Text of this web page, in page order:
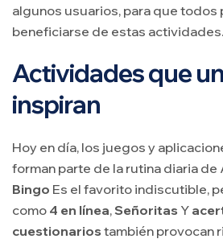
algunos usuarios, para que todos
beneficiarse de estas actividades.
Actividades que
inspiran
Hoy en día, los juegos y
forman parte de la rutina diaria de
Bingo Es el favorito indiscutible,
como 4 en línea, Señoritas Y
cuestionarios también provocan